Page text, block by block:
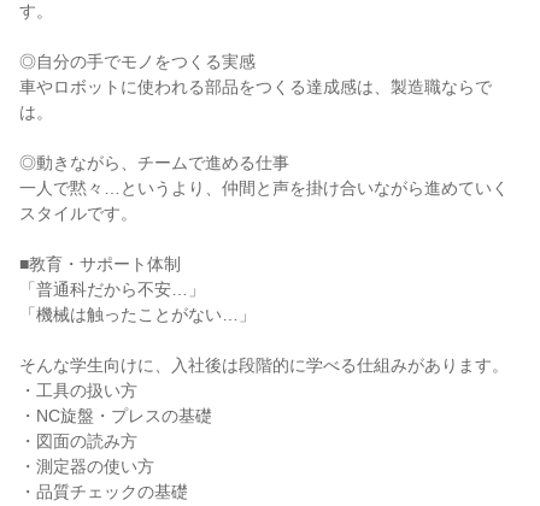
す。
◎自分の手でモノをつくる実感
車やロボットに使われる部品をつくる達成感は、製造職ならで
は。
◎動きながら、チームで進める仕事
一人で黙々…というより、仲間と声を掛け合いながら進めていく
スタイルです。
■教育・サポート体制
「普通科だから不安…」
「機械は触ったことがない…」
そんな学生向けに、入社後は段階的に学べる仕組みがあります。
・工具の扱い方
・NC旋盤・プレスの基礎
・図面の読み方
・測定器の使い方
・品質チェックの基礎